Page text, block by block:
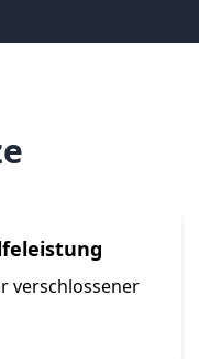
verschlossener